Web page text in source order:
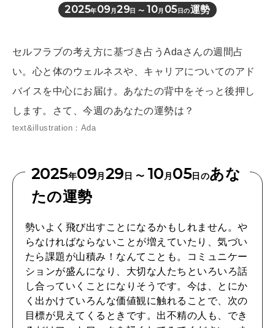
[12星座別] Monthly Love Holoscope
算命学がわかる今月のあなた
HEALTH
自分にやさしく
LEARN
知る、考える
MAMA
ママもいろいろ
SUSTAINABLE
わたしができること
CULTURE
自分を耕す
2025年09月29日 〜 10月 05日の運勢
セルフラブの考え方に基づき占うAdaさんの週間占
い。心と体のウェルネスや、キャリアについてのアド
バイスを中心にお届け。あなたの背中をそっと後押し
します。さて、今週のあなたの運勢は？
text&illustration：Ada
2025年09月29日 〜 10 月05日のあな
たの運勢
勢いよく飛び出すことになるかもしれません。や
らなければならないことが増えていたり、気づい
たら課題が山積み！なんてことも。コミュニケー
ションが盛んになり、大切な人たちといろいろ話
し合っていくことになりそうです。今は、とにか
く出かけていろんな価値観に触れることで、次の
目標が見えてくるときです。出不精の人も、でき